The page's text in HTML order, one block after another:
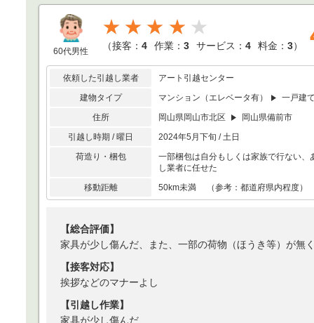
60代男性
★★★★
（接客： 4 作業： 3 サービス： 4 料金： 3）
依頼した引越し業者
アート引越センター
建物タイプ
マンション（エレベータ有）
一戸建
住所
岡山県岡山市北区
岡山県備前市
引越し時期 / 曜日
2024年5月下旬 / 土日
荷造り・梱包
一部梱包は自分もしくは家族で行ない、
し業者に任せた
移動距離
50km未満 （参考：都道府県内程度）
【総合評価】
家具が少し傷んだ、また、一部の荷物（ほうき等）が無
【接客対応】
挨拶などのマナーよし
【引越し作業】
家具が少し傷んだ